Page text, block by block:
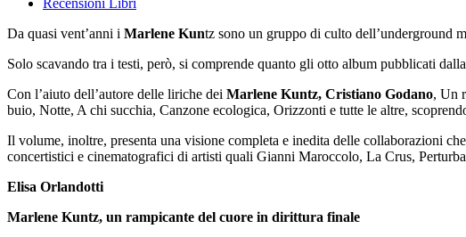
Da quasi vent’anni i Marlene Kuntz sono un gruppo di culto dell’underground
Solo scavando tra i testi, però, si comprende quanto gli otto album pubblicati
Con l’aiuto dell’autore delle liriche dei Marlene Kuntz, Cristiano Godano, Un
buio, Notte, A chi succhia, Canzone ecologica, Orizzonti e tutte le altre,
Il volume, inoltre, presenta una visione completa e inedita delle collaborazioni
concertistici e cinematografici di artisti quali Gianni Maroccolo, La Crus,
Elisa Orlandotti
Marlene Kuntz, un rampicante del cuore in dirittura finale